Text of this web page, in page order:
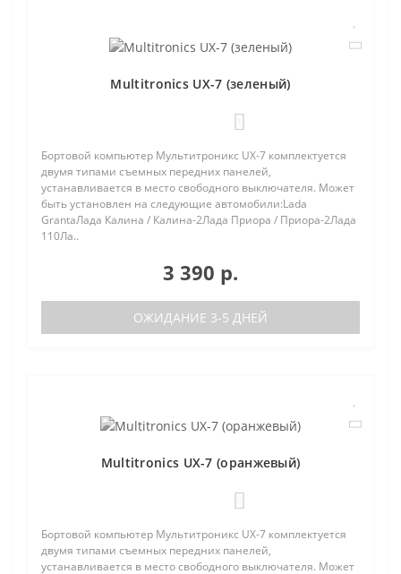
Multitronics UX-7 (зеленый)
Бортовой компьютер Мультитроникс UX-7 комплектуется
двумя типами съемных передних панелей,
устанавливается в место свободного выключателя. Может
быть установлен на следующие автомобили:Lada
GrantaЛада Калина / Калина-2Лада Приора / Приора-2Лада
110Ла..
3 390 р.
ОЖИДАНИЕ 3-5 ДНЕЙ
Multitronics UX-7 (оранжевый)
Бортовой компьютер Мультитроникс UX-7 комплектуется
двумя типами съемных передних панелей,
устанавливается в место свободного выключателя. Может